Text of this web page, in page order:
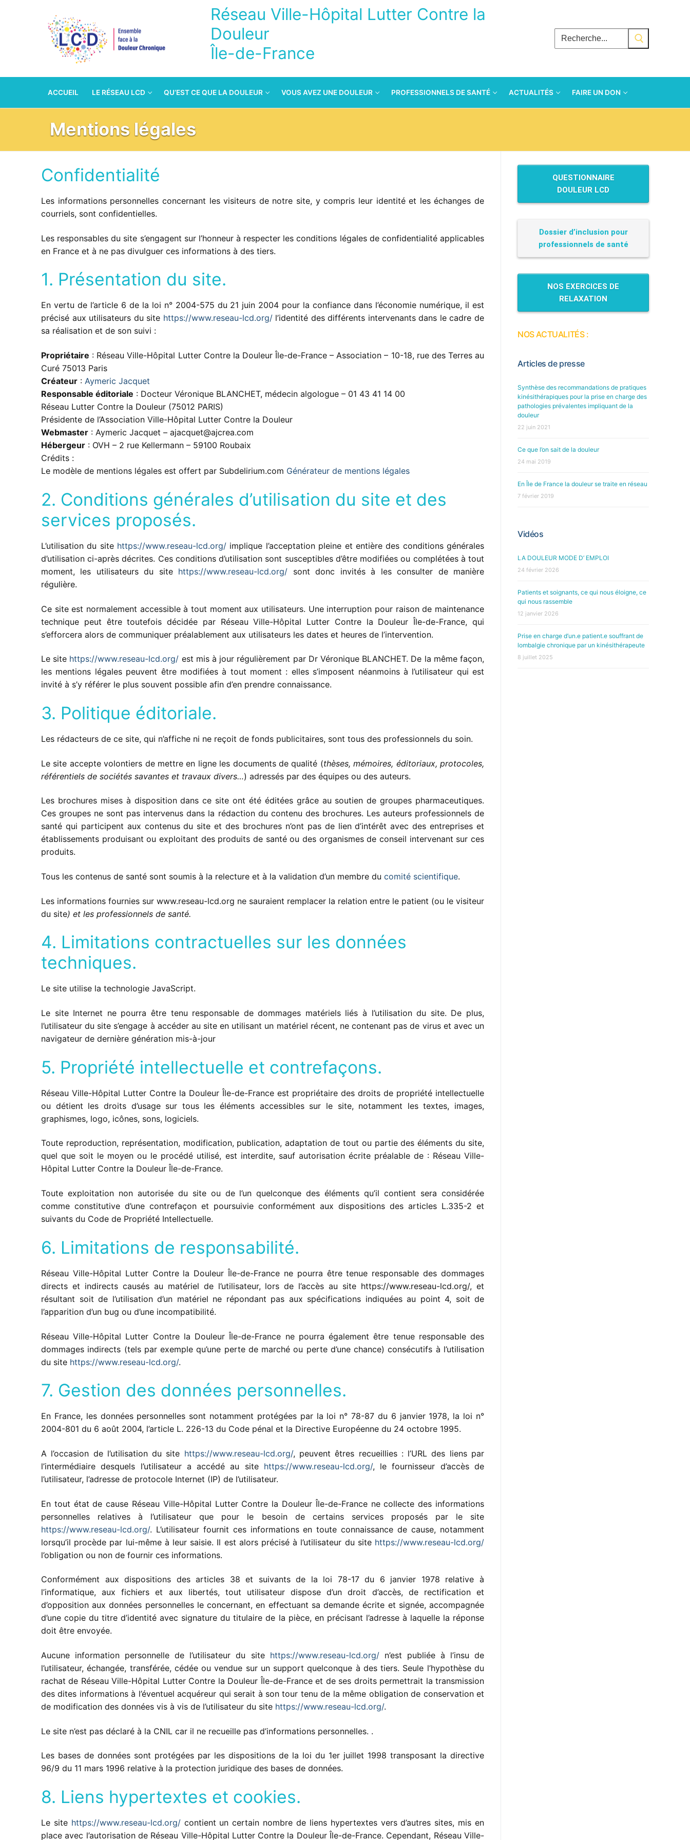
Réseau Ville-Hôpital Lutter Contre la
Douleur
Île-de-France
Rechercher
ACCUEIL LE RÉSEAU LCD QU’EST CE QUE LA DOULEUR VOUS AVEZ UNE DOULEUR PROFESSIONNELS DE SANTÉ ACTUALITÉS FAIRE UN DON
Mentions légales
Confidentialité
Les informations personnelles concernant les visiteurs de notre site, y compris leur identité et les échanges de
courriels, sont confidentielles.
Les responsables du site s’engagent sur l’honneur à respecter les conditions légales de confidentialité applicables
en France et à ne pas divulguer ces informations à des tiers.
1. Présentation du site.
En vertu de l’article 6 de la loi n° 2004-575 du 21 juin 2004 pour la confiance dans l’économie numérique, il est
précisé aux utilisateurs du site https://www.reseau-lcd.org/l’identité des différents intervenants dans le cadre de
sa réalisation et de son suivi :
Propriétaire : Réseau Ville-Hôpital Lutter Contre la Douleur Île-de-France – Association – 10-18, rue des Terres au
Curé 75013 Paris
Créateur : Aymeric Jacquet
Responsable éditoriale : Docteur Véronique BLANCHET, médecin algologue – 01 43 41 14 00
Réseau Lutter Contre la Douleur (75012 PARIS)
Présidente de l’Association Ville-Hôpital Lutter Contre la Douleur
Webmaster : Aymeric Jacquet – ajacquet@ajcrea.com
Hébergeur : OVH – 2 rue Kellermann – 59100 Roubaix
Crédits :
Le modèle de mentions légales est offert par Subdelirium.com Générateur de mentions légales
2. Conditions générales d’utilisation du site et des
services proposés.
L’utilisation du site https://www.reseau-lcd.org/ implique l’acceptation pleine et entière des conditions générales
d’utilisation ci-après décrites. Ces conditions d’utilisation sont susceptibles d’être modifiées ou complétées à tout
moment, les utilisateurs du site https://www.reseau-lcd.org/ sont donc invités à les consulter de manière
régulière.
Ce site est normalement accessible à tout moment aux utilisateurs. Une interruption pour raison de maintenance
technique peut être toutefois décidée par Réseau Ville-Hôpital Lutter Contre la Douleur Île-de-France, qui
s’efforcera alors de communiquer préalablement aux utilisateurs les dates et heures de l’intervention.
Le site https://www.reseau-lcd.org/ est mis à jour régulièrement par Dr Véronique BLANCHET. De la même façon,
les mentions légales peuvent être modifiées à tout moment : elles s’imposent néanmoins à l’utilisateur qui est
invité à s’y référer le plus souvent possible afin d’en prendre connaissance.
3. Politique éditoriale.
Les rédacteurs de ce site, qui n’affiche ni ne reçoit de fonds publicitaires, sont tous des professionnels du soin.
Le site accepte volontiers de mettre en ligne les documents de qualité (thèses, mémoires, éditoriaux, protocoles,
référentiels de sociétés savantes et travaux divers…) adressés par des équipes ou des auteurs.
Les brochures mises à disposition dans ce site ont été éditées grâce au soutien de groupes pharmaceutiques.
Ces groupes ne sont pas intervenus dans la rédaction du contenu des brochures. Les auteurs professionnels de
santé qui participent aux contenus du site et des brochures n’ont pas de lien d’intérêt avec des entreprises et
établissements produisant ou exploitant des produits de santé ou des organismes de conseil intervenant sur ces
produits.
Tous les contenus de santé sont soumis à la relecture et à la validation d’un membre du comité scientifique.
Les informations fournies sur www.reseau-lcd.org ne sauraient remplacer la relation entre le patient (ou le visiteur
du site) et les professionnels de santé.
4. Limitations contractuelles sur les données
techniques.
Le site utilise la technologie JavaScript.
Le site Internet ne pourra être tenu responsable de dommages matériels liés à l’utilisation du site. De plus,
l’utilisateur du site s’engage à accéder au site en utilisant un matériel récent, ne contenant pas de virus et avec un
navigateur de dernière génération mis-à-jour
5. Propriété intellectuelle et contrefaçons.
Réseau Ville-Hôpital Lutter Contre la Douleur Île-de-France est propriétaire des droits de propriété intellectuelle
ou détient les droits d’usage sur tous les éléments accessibles sur le site, notamment les textes, images,
graphismes, logo, icônes, sons, logiciels.
Toute reproduction, représentation, modification, publication, adaptation de tout ou partie des éléments du site,
quel que soit le moyen ou le procédé utilisé, est interdite, sauf autorisation écrite préalable de : Réseau Ville-
Hôpital Lutter Contre la Douleur Île-de-France.
Toute exploitation non autorisée du site ou de l’un quelconque des éléments qu’il contient sera considérée
comme constitutive d’une contrefaçon et poursuivie conformément aux dispositions des articles L.335-2 et
suivants du Code de Propriété Intellectuelle.
6. Limitations de responsabilité.
Réseau Ville-Hôpital Lutter Contre la Douleur Île-de-France ne pourra être tenue responsable des dommages
directs et indirects causés au matériel de l’utilisateur, lors de l’accès au site https://www.reseau-lcd.org/, et
résultant soit de l’utilisation d’un matériel ne répondant pas aux spécifications indiquées au point 4, soit de
l’apparition d’un bug ou d’une incompatibilité.
Réseau Ville-Hôpital Lutter Contre la Douleur Île-de-France ne pourra également être tenue responsable des
dommages indirects (tels par exemple qu’une perte de marché ou perte d’une chance) consécutifs à l’utilisation
du site https://www.reseau-lcd.org/.
7. Gestion des données personnelles.
En France, les données personnelles sont notamment protégées par la loi n° 78-87 du 6 janvier 1978, la loi n°
2004-801 du 6 août 2004, l’article L. 226-13 du Code pénal et la Directive Européenne du 24 octobre 1995.
A l’occasion de l’utilisation du site https://www.reseau-lcd.org/, peuvent êtres recueillies : l’URL des liens par
l’intermédiaire desquels l’utilisateur a accédé au site https://www.reseau-lcd.org/, le fournisseur d’accès de
l’utilisateur, l’adresse de protocole Internet (IP) de l’utilisateur.
En tout état de cause Réseau Ville-Hôpital Lutter Contre la Douleur Île-de-France ne collecte des informations
personnelles relatives à l’utilisateur que pour le besoin de certains services proposés par le site
https://www.reseau-lcd.org/. L’utilisateur fournit ces informations en toute connaissance de cause, notamment
lorsqu’il procède par lui-même à leur saisie. Il est alors précisé à l’utilisateur du site https://www.reseau-lcd.org/
l’obligation ou non de fournir ces informations.
Conformément aux dispositions des articles 38 et suivants de la loi 78-17 du 6 janvier 1978 relative à
l’informatique, aux fichiers et aux libertés, tout utilisateur dispose d’un droit d’accès, de rectification et
d’opposition aux données personnelles le concernant, en effectuant sa demande écrite et signée, accompagnée
d’une copie du titre d’identité avec signature du titulaire de la pièce, en précisant l’adresse à laquelle la réponse
doit être envoyée.
Aucune information personnelle de l’utilisateur du site https://www.reseau-lcd.org/n’est publiée à l’insu de
l’utilisateur, échangée, transférée, cédée ou vendue sur un support quelconque à des tiers. Seule l’hypothèse du
rachat de Réseau Ville-Hôpital Lutter Contre la Douleur Île-de-France et de ses droits permettrait la transmission
des dites informations à l’éventuel acquéreur qui serait à son tour tenu de la même obligation de conservation et
de modification des données vis à vis de l’utilisateur du site https://www.reseau-lcd.org/.
Le site n’est pas déclaré à la CNIL car il ne recueille pas d’informations personnelles. .
Les bases de données sont protégées par les dispositions de la loi du 1er juillet 1998 transposant la directive
96/9 du 11 mars 1996 relative à la protection juridique des bases de données.
8. Liens hypertextes et cookies.
Le site https://www.reseau-lcd.org/contient un certain nombre de liens hypertextes vers d’autres sites, mis en
place avec l’autorisation de Réseau Ville-Hôpital Lutter Contre la Douleur Île-de-France. Cependant, Réseau Ville-
QUESTIONNAIRE
DOULEUR LCD
Dossier d’inclusion pour
professionnels de santé
NOS EXERCICES DE
RELAXATION
NOS ACTUALITÉS :
Articles de presse
Synthèse des recommandations de pratiques
kinésithérapiques pour la prise en charge des
pathologies prévalentes impliquant de la
douleur
22 juin 2021
Ce que l’on sait de la douleur
24 mai 2019
En Île de France la douleur se traite en réseau
7 février 2019
Vidéos
LA DOULEUR MODE D’ EMPLOI
24 février 2026
Patients et soignants, ce qui nous éloigne, ce
qui nous rassemble
12 janvier 2026
Prise en charge d’un.e patient.e souffrant de
lombalgie chronique par un kinésithérapeute
8 juillet 2025